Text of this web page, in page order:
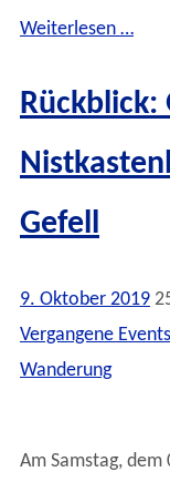
Weiterlesen …
Rückblick:
Gefell
9. Oktober 2019
Vergangene Events
Wanderung
Am Samstag,